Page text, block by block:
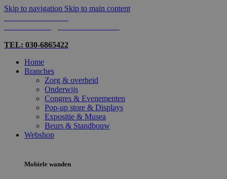
Skip to navigation Skip to main content
TEL: 030-6865422
Home
Branches
Zorg & overheid
Onderwijs
Congres & Evenementen
Pop-up store & Displays
Expositie & Musea
Beurs & Standbouw
Webshop
Mobiele wanden